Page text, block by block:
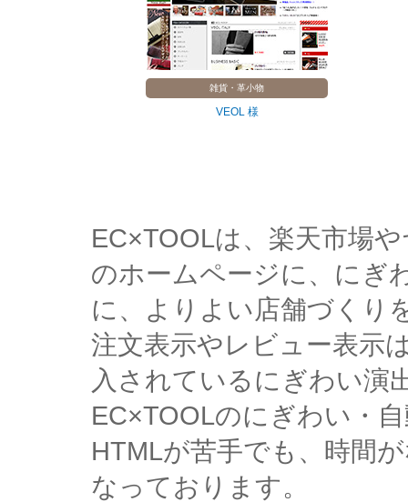
雑貨・革小物
VEOL 様
EC×TOOLは、楽天市場
のホームページに、にぎ
に、よりよい店舗づくり
注文表示やレビュー表示
入されているにぎわい演
EC×TOOLのにぎわい・
HTMLが苦手でも、時間
なっております。